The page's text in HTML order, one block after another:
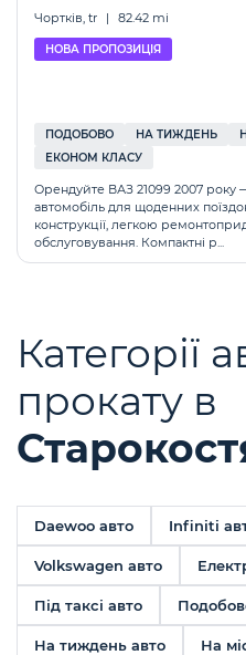
Чортків, tr | 82.42 mi
НОВА ПРОПОЗИЦІЯ
ПОДОБОВО НА ТИЖДЕНЬ
ЕКОНОМ КЛАСУ
Орендуйте ВАЗ 21099 2007 року
автомобіль для щоденних
конструкції, легкою
обслуговування. Компактні р...
Категорії
прокату в
Daewoo авто Infiniti
Volkswagen авто
Під таксі авто
На тиждень авто На